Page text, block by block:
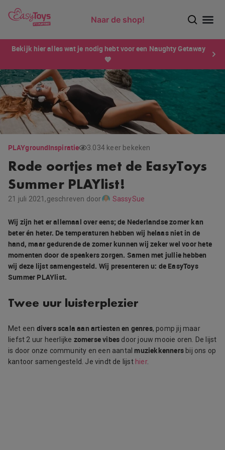
Naar de shop!
Bekijk hier alles wat je nodig hebt voor een Naughty Getaway
💙
PLAYgroundInspiratie 3.034 keer bekeken
Rode oortjes met de EasyToys
Summer PLAYlist!
21 juli 2021,geschreven door SassySue
Wij zijn het er allemaal over eens; de Nederlandse zomer kan
beter én heter. De temperaturen hebben wij helaas niet in de
hand, maar gedurende de zomer kunnen wij zeker wel voor hete
momenten door de speakers zorgen. Samen met jullie hebben
wij deze lijst samengesteld. Wij presenteren u: de EasyToys
Summer PLAYlist.
Twee uur luisterplezier
Met een divers scala aan artiesten en genres, pomp jij maar
liefst 2 uur heerlijke zomerse vibes door jouw mooie oren. De lijst
is door onze community en een aantal muziekkenners bij ons op
kantoor samengesteld. Je vindt de lijst hier.